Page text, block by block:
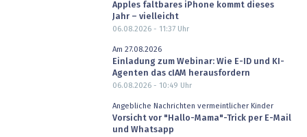
Apples faltbares iPhone kommt dieses
Jahr – vielleicht
06.08.2026 - 11:37Uhr
Am 27.08.2026
Einladung zum Webinar: Wie E-ID und KI-
Agenten das cIAM herausfordern
06.08.2026 - 10:49 Uhr
Angebliche Nachrichten vermeintlicher Kinder
Vorsicht vor "Hallo-Mama"-Trick per E-Mail
und Whatsapp